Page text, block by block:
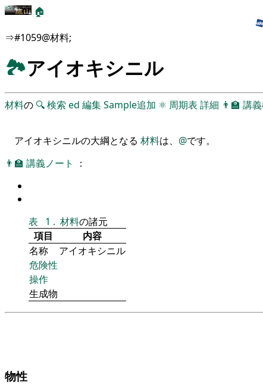
🏠
⇒#1059@材料;
🏞アイオキシニル
材料の 🔍検索 ed 編集Sample追加 ⚛ 周期表 詳細 👨‍🏫 講
アイオキシニルの大綱となる 材料は、 @です。
👨‍🏫 講義ノート ：
表 1 . 材料の諸元
項目
内容
名称
アイオキシニル
危険性
操作
生成物
物性